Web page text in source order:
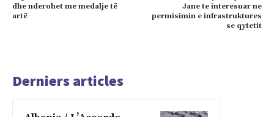
dhe nderohet me medalje të
artë
Jane te interesuar ne
permisimin e infrastruktures
se qytetit
Derniers articles